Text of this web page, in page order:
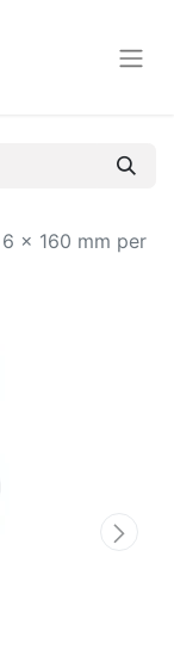
x 160 mm per